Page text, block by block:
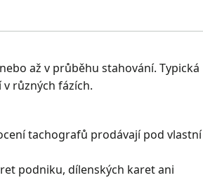
až v průběhu stahování. Typická
různých fázích.
tachografů prodávají pod vlastní
podniku, dílenských karet ani